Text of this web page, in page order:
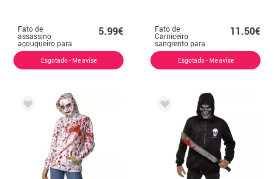
Fato de
assassino
açougueiro para
homem
5.99€
Esgotado - Me avise
Fato de
Carniceiro
sangrento para
homem
11.50€
Esgotado - Me avise